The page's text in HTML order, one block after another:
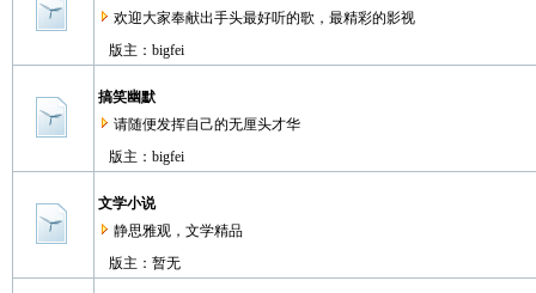
欢迎大家奉献出手头最好听的歌，最精彩的影视
版主： bigfei
搞笑幽默
请随便发挥自己的无厘头才华
版主： bigfei
文学小说
静思雅观，文学精品
版主：暂无